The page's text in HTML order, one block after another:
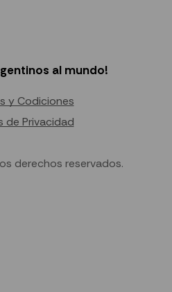
al mundo!
y Codiciones
de Privacidad
derechos reservados.